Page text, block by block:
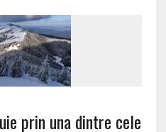
prin una dintre cele